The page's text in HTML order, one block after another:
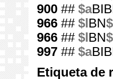
900## $a
966## $l BN
966## $l BN
997## $a
Etiqueta de